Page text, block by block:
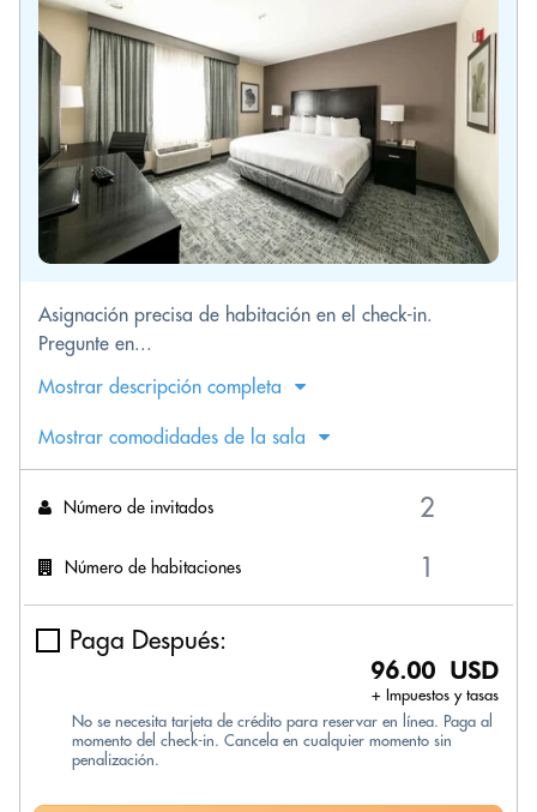
Asignación precisa de habitación en el check-in.
Pregunte en...
Mostrar descripción completa
Mostrar comodidades de la sala
Número de invitados
Número de habitaciones
Paga Después:
96.00 USD
+ Impuestos y tasas
No se necesita tarjeta de crédito para reservar en línea. Paga al
momento del check-in. Cancela en cualquier momento sin
penalización.